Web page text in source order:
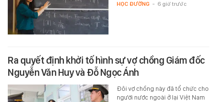
HỌC ĐƯỜNG - 6 giờ trước
Ra quyết định khởi tố hình sự vợ chồng Giám đốc
Nguyễn Văn Huy và Đỗ Ngọc Ánh
Đôi vợ chồng này đã tổ chức cho
người nước ngoài ở lại Việt Nam